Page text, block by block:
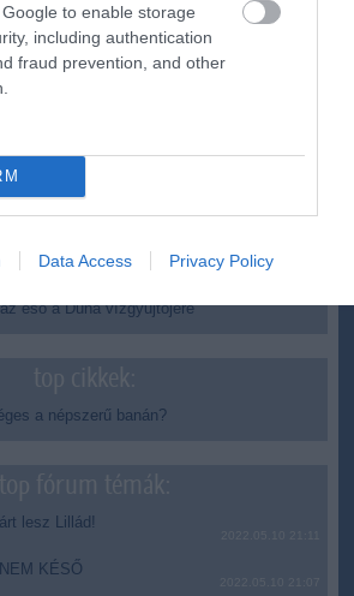
to enable storage
including authentication
fraud prevention, and other
Data Access Privacy Policy
háromszor annyian utaznak a komlói
korábban a pótlóbuszokon
milliárd forint került vissza az államhoz
ügylet felülvizsgálata után
MG-42 géppuskát emeltek ki a
lefoglalta
felmondta a Lounge Eventtel kötött
eső a Duna vízgyűjtőjére
a népszerű banán?
lesz Lillád!
KÉSŐ